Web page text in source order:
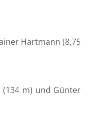
Hartmann (8,75
(134 m) und Günter